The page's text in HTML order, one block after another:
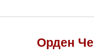
Орден